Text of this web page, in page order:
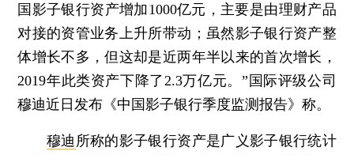
国影子银行资产增加1000亿元，主要是由理财产品
对接的资管业务上升所带动；虽然影子银行资产整
体增长不多，但这却是近两年半以来的首次增长，
2019年此类资产下降了2.3万亿元。”国际评级公司
穆迪近日发布《中国影子银行季度监测报告》称。
穆迪 所称的影子银行资产是广义影子银行统计